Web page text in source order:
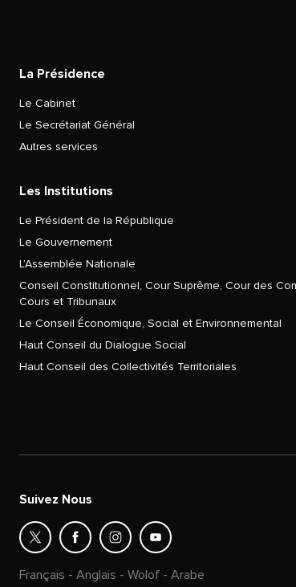
La Présidence
Le Cabinet
Le Secrétariat Général
Autres services
Les Institutions
Le Président de la République
Le Gouvernement
L’Assemblée Nationale
Conseil Constitutionnel, Cour Suprême, Cour des
Cours et Tribunaux
Le Conseil Économique, Social et Environnemental
Haut Conseil du Dialogue Social
Haut Conseil des Collectivités Territoriales
Suivez Nous
Français - Anglais - Wolof - Arabe